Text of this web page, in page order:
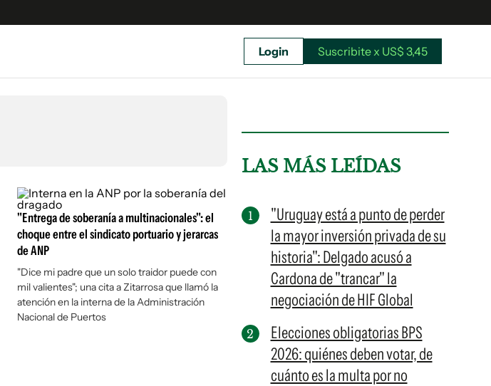
Suscribite x US$ 3,45
Login Suscribite x US$ 3,45
"Entrega de soberanía a multinacionales": el
choque entre el sindicato portuario y jerarcas
de ANP
"Dice mi padre que un solo traidor puede con
mil valientes"; una cita a Zitarrosa que llamó la
atención en la interna de la Administración
Nacional de Puertos
LAS MÁS LEÍDAS
"Uruguay está a punto de perder
la mayor inversión privada de su
historia": Delgado acusó a
Cardona de "trancar" la
negociación de HIF Global
Elecciones obligatorias BPS
2026: quiénes deben votar, de
cuánto es la multa por no